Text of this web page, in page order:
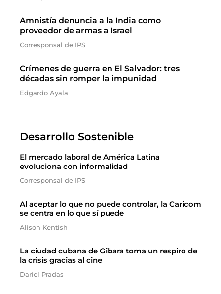
Amnistía denuncia a la India como
proveedor de armas a Israel
Corresponsal de IPS
Crímenes de guerra en El Salvador: tres
décadas sin romper la impunidad
Edgardo Ayala
Desarrollo Sostenible
El mercado laboral de América Latina
evoluciona con informalidad
Corresponsal de IPS
Al aceptar lo que no puede controlar, la Caricom
se centra en lo que sí puede
Alison Kentish
La ciudad cubana de Gibara toma un respiro de
la crisis gracias al cine
Dariel Pradas